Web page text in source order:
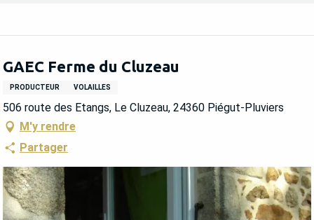
GAEC Ferme du Cluzeau
PRODUCTEUR VOLAILLES
506 route des Etangs, Le Cluzeau, 24360 Piégut-Pluviers
M'y rendre
Partager